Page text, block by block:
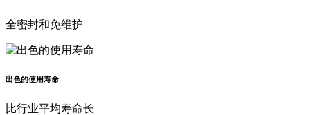
全密封和免维护
出色的使用寿命
比行业平均寿命长